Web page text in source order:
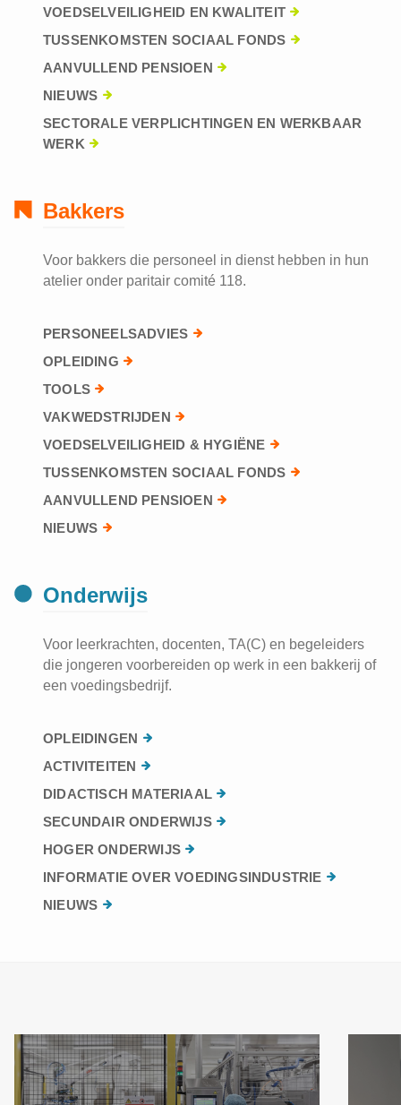
VOEDSELVEILIGHEID EN KWALITEIT
TUSSENKOMSTEN SOCIAAL FONDS
AANVULLEND PENSIOEN
NIEUWS
SECTORALE VERPLICHTINGEN EN WERKBAAR
WERK
Bakkers
Voor bakkers die personeel in dienst hebben in hun
atelier onder paritair comité 118.
PERSONEELSADVIES
OPLEIDING
TOOLS
VAKWEDSTRIJDEN
VOEDSELVEILIGHEID & HYGIËNE
TUSSENKOMSTEN SOCIAAL FONDS
AANVULLEND PENSIOEN
NIEUWS
Onderwijs
Voor leerkrachten, docenten, TA(C) en begeleiders
die jongeren voorbereiden op werk in een bakkerij of
een voedingsbedrijf.
OPLEIDINGEN
ACTIVITEITEN
DIDACTISCH MATERIAAL
SECUNDAIR ONDERWIJS
HOGER ONDERWIJS
INFORMATIE OVER VOEDINGSINDUSTRIE
NIEUWS